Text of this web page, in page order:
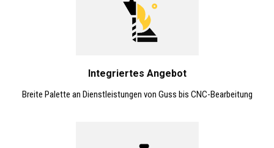
Integriertes Angebot
Breite Palette an Dienstleistungen von Guss bis CNC-Bearbeitung